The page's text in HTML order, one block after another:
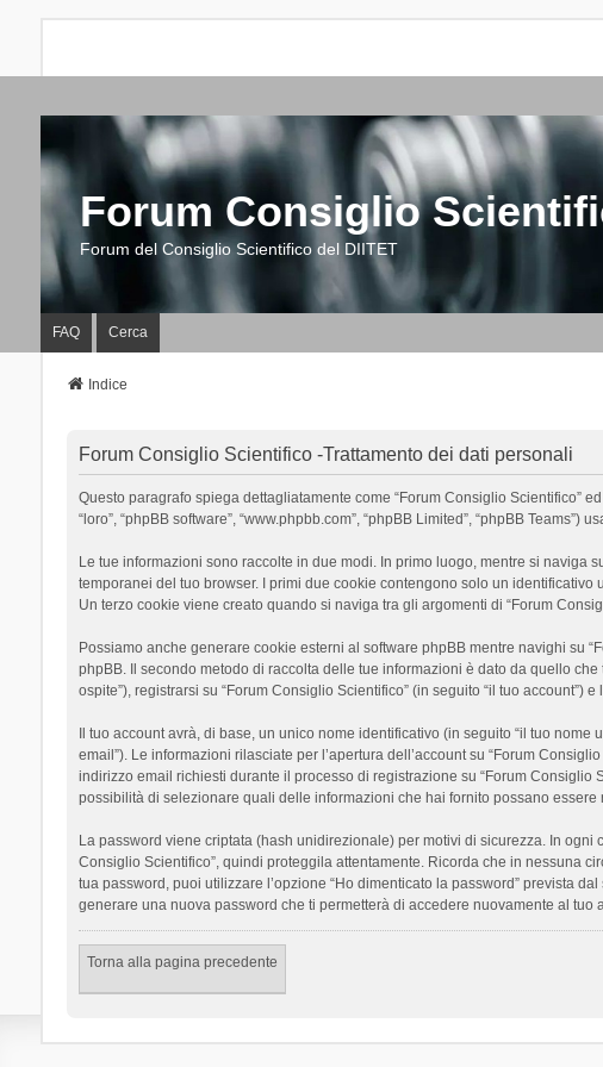
Forum Consiglio
Forum del Consiglio Scientifico del DIITET
FAQ Cerca
Indice
Forum Consiglio Scientifico -Trattamento dei dati personali
Questo paragrafo spiega dettagliatamente come “Forum Consiglio Scientifico”
“loro”, “phpBB software”, “www.phpbb.com”, “phpBB Limited”, “phpBB
Le tue informazioni sono raccolte in due modi. In primo luogo, mentre si naviga
temporanei del tuo browser. I primi due cookie contengono solo un
Un terzo cookie viene creato quando si naviga tra gli argomenti di “Forum
Possiamo anche generare cookie esterni al software phpBB mentre navighi su
phpBB. Il secondo metodo di raccolta delle tue informazioni è dato da quello
ospite”), registrarsi su “Forum Consiglio Scientifico” (in seguito “il tuo account”)
Il tuo account avrà, di base, un unico nome identificativo (in seguito “il tuo
email”). Le informazioni rilasciate per l’apertura dell’account su “Forum
indirizzo email richiesti durante il processo di registrazione su “Forum
possibilità di selezionare quali delle informazioni che hai fornito possano
La password viene criptata (hash unidirezionale) per motivi di sicurezza. In
Consiglio Scientifico”, quindi proteggila attentamente. Ricorda che in nessuna
tua password, puoi utilizzare l’opzione “Ho dimenticato la password” prevista
generare una nuova password che ti permetterà di accedere nuovamente al tuo
Torna alla pagina precedente